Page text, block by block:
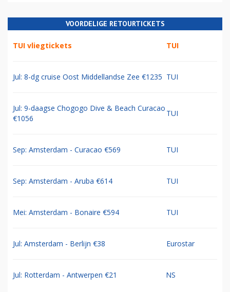
VOORDELIGE RETOURTICKETS
TUI vliegtickets TUI
Jul: 8-dg cruise Oost Middellandse Zee €1235 TUI
Jul: 9-daagse Chogogo Dive & Beach Curacao
€1056
TUI
Sep: Amsterdam - Curacao €569 TUI
Sep: Amsterdam - Aruba €614 TUI
Mei: Amsterdam - Bonaire €594 TUI
Jul: Amsterdam - Berlijn €38 Eurostar
Jul: Rotterdam - Antwerpen €21 NS